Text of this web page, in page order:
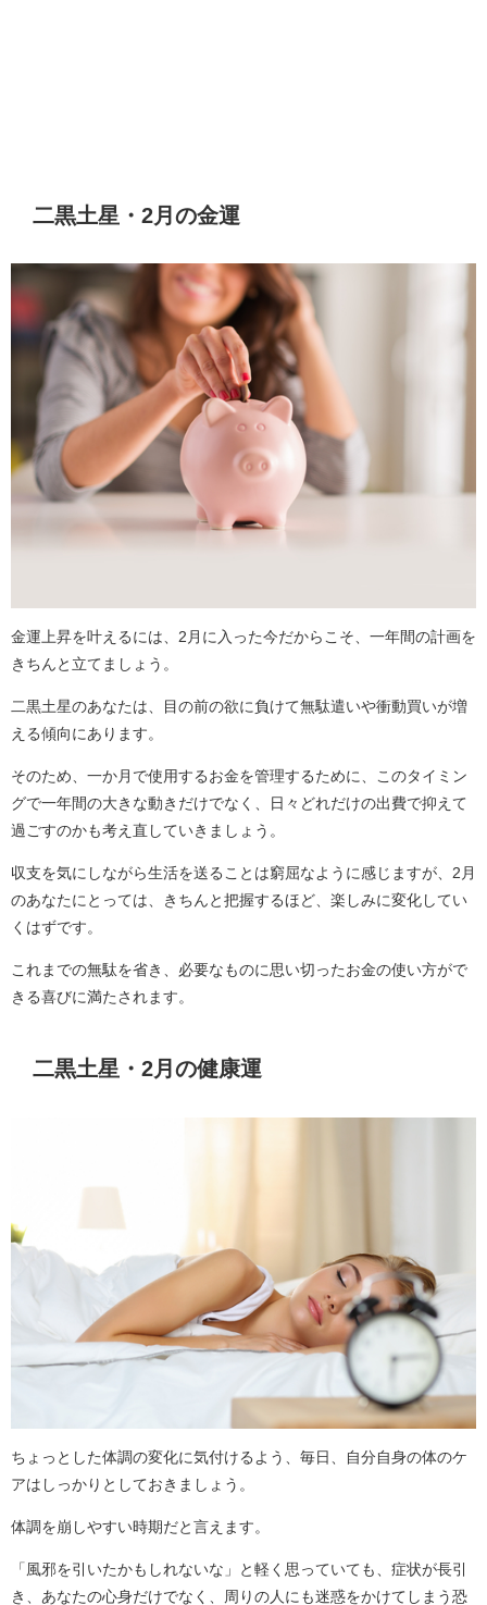
二黒土星・2月の金運
金運上昇を叶えるには、2月に入った今だからこそ、一年間の計画を
きちんと立てましょう。
二黒土星のあなたは、目の前の欲に負けて無駄遣いや衝動買いが増
える傾向にあります。
そのため、一か月で使用するお金を管理するために、このタイミン
グで一年間の大きな動きだけでなく、日々どれだけの出費で抑えて
過ごすのかも考え直していきましょう。
収支を気にしながら生活を送ることは窮屈なように感じますが、2月
のあなたにとっては、きちんと把握するほど、楽しみに変化してい
くはずです。
これまでの無駄を省き、必要なものに思い切ったお金の使い方がで
きる喜びに満たされます。
二黒土星・2月の健康運
ちょっとした体調の変化に気付けるよう、毎日、自分自身の体のケ
アはしっかりとしておきましょう。
体調を崩しやすい時期だと言えます。
「風邪を引いたかもしれないな」と軽く思っていても、症状が長引
き、あなたの心身だけでなく、周りの人にも迷惑をかけてしまう恐